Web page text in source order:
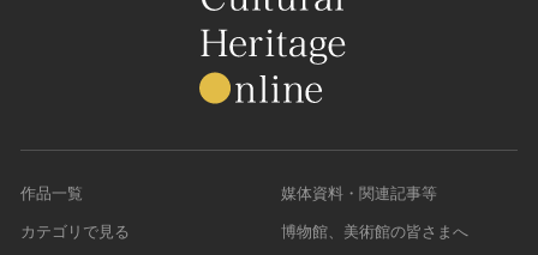
作品一覧
カテゴリで見る
媒体資料・関連記事等
博物館、美術館の皆さまへ